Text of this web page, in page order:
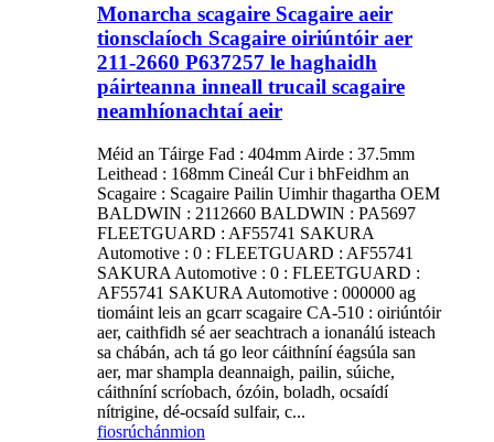
Monarcha scagaire Scagaire aeir
tionsclaíoch Scagaire oiriúntóir aer
211-2660 P637257 le haghaidh
páirteanna inneall trucail scagaire
neamhíonachtaí aeir
Méid an Táirge Fad : 404mm Airde : 37.5mm
Leithead : 168mm Cineál Cur i bhFeidhm an
Scagaire : Scagaire Pailin Uimhir thagartha OEM
BALDWIN : 2112660 BALDWIN : PA5697
FLEETGUARD : AF55741 SAKURA
Automotive : 0 : FLEETGUARD : AF55741
SAKURA Automotive : 0 : FLEETGUARD :
AF55741 SAKURA Automotive : 000000 ag
tiomáint leis an gcarr scagaire CA-510 : oiriúntóir
aer, caithfidh sé aer seachtrach a ionanálú isteach
sa chábán, ach tá go leor cáithníní éagsúla san
aer, mar shampla deannaigh, pailin, súiche,
cáithníní scríobach, ózóin, boladh, ocsaídí
nítrigine, dé-ocsaíd sulfair, c...
fiosrúchánmion